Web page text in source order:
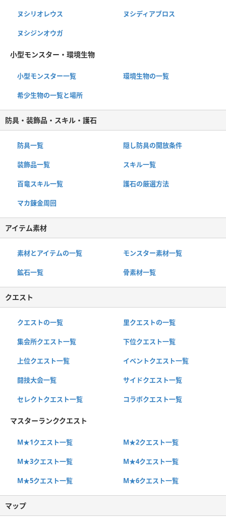
ヌシリオレウス ヌシディアブロス
ヌシジンオウガ
小型モンスター・環境生物
小型モンスター一覧 環境生物の一覧
希少生物の一覧と場所
防具・装飾品・スキル・護石
防具一覧 隠し防具の開放条件
装飾品一覧 スキル一覧
百竜スキル一覧 護石の厳選方法
マカ錬金周回
アイテム素材
素材とアイテムの一覧 モンスター素材一覧
鉱石一覧 骨素材一覧
クエスト
クエストの一覧 里クエストの一覧
集会所クエスト一覧 下位クエスト一覧
上位クエスト一覧 イベントクエスト一覧
闘技大会一覧 サイドクエスト一覧
セレクトクエスト一覧 コラボクエスト一覧
マスターランククエスト
M★1クエスト一覧 M★2クエスト一覧
M★3クエスト一覧 M★4クエスト一覧
M★5クエスト一覧 M★6クエスト一覧
マップ